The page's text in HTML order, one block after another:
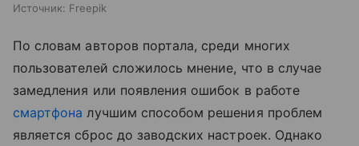
Источник: Freepik
По словам авторов портала, среди многих
пользователей сложилось мнение, что в случае
замедления или появления ошибок в работе
смартфона лучшим способом решения проблем
является сброс до заводских настроек. Однако